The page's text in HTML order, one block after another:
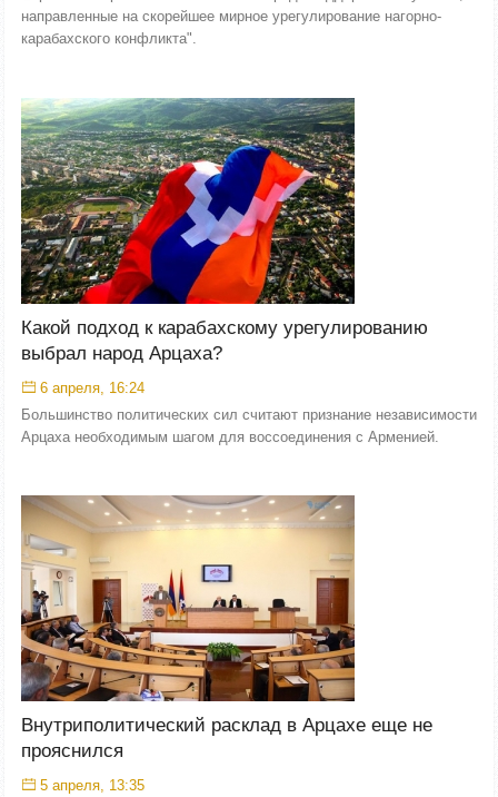
направленные на скорейшее мирное урегулирование нагорно-
карабахского конфликта".
Какой подход к карабахскому урегулированию
выбрал народ Арцаха?
6 апреля, 16:24
Большинство политических сил считают признание независимости
Арцаха необходимым шагом для воссоединения с Арменией.
Внутриполитический расклад в Арцахе еще не
прояснился
5 апреля, 13:35